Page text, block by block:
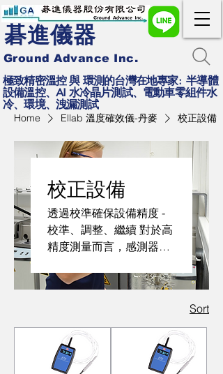
碁進儀器
極致精密溫控 與 環測的台灣在地專家: 半導體
設備溫控、AI 水冷晶片測試、電動車零組件水
冷、環境、洩漏測試
Ground Advance Inc.
Home Ellab 溫度確效儀-丹麥 校正設備
校正設備
透過校準確保設備精度 -
校準、調整、繼續 對於高
精度測量而言，感測器的
Ellab 的校準設備系列，
Sort